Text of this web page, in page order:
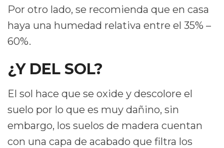
Por otro lado, se recomienda que en casa
haya una humedad relativa entre el 35% –
60%.
¿Y DEL SOL?
El sol hace que se oxide y descolore el
suelo por lo que es muy dañino, sin
embargo, los suelos de madera cuentan
con una capa de acabado que filtra los